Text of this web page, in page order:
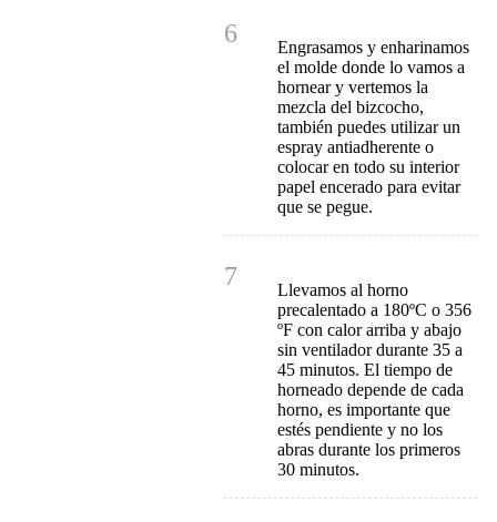
6
Engrasamos y enharinamos
el molde donde lo vamos a
hornear y vertemos la
mezcla del bizcocho,
también puedes utilizar un
espray antiadherente o
colocar en todo su interior
papel encerado para evitar
que se pegue.
7
Llevamos al horno
precalentado a 180ºC o 356
ºF con calor arriba y abajo
sin ventilador durante 35 a
45 minutos. El tiempo de
horneado depende de cada
horno, es importante que
estés pendiente y no los
abras durante los primeros
30 minutos.